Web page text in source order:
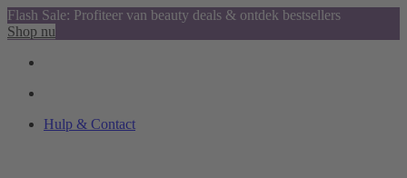
Flash Sale: Profiteer van beauty deals & ontdek bestsellers
Shop nu
Hulp & Contact